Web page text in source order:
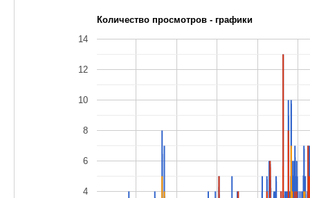
Количество просмотров - графики
4
6
8
10
12
14